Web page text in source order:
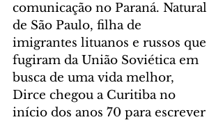
comunicação no Paraná. Natural
de São Paulo, filha de
imigrantes lituanos e russos que
fugiram da União Soviética em
busca de uma vida melhor,
Dirce chegou a Curitiba no
início dos anos 70 para escrever